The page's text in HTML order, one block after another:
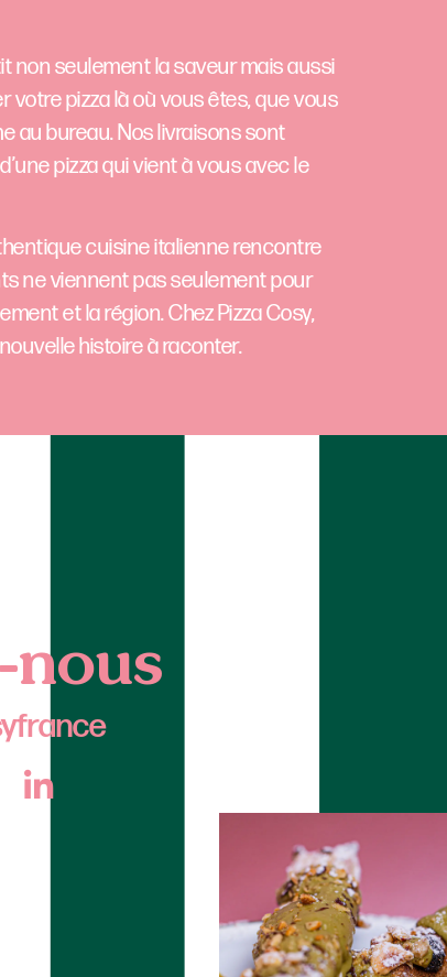
non seulement la saveur mais aussi
votre pizza là où vous êtes, que vous
au bureau. Nos livraisons sont
pizza qui vient à vous avec le
cuisine italienne rencontre
ne viennent pas seulement pour
et la région. Chez Pizza Cosy,
histoire à raconter.
nous